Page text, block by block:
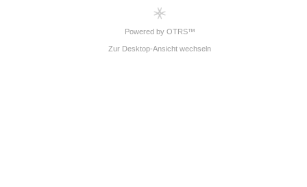
Powered by OTRS™
Zur Desktop-Ansicht wechseln